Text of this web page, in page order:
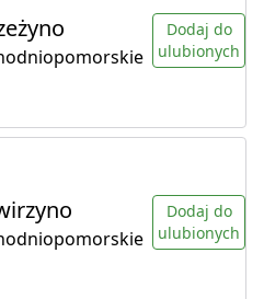
Dodaj do
ulubionych
Dodaj do
ulubionych